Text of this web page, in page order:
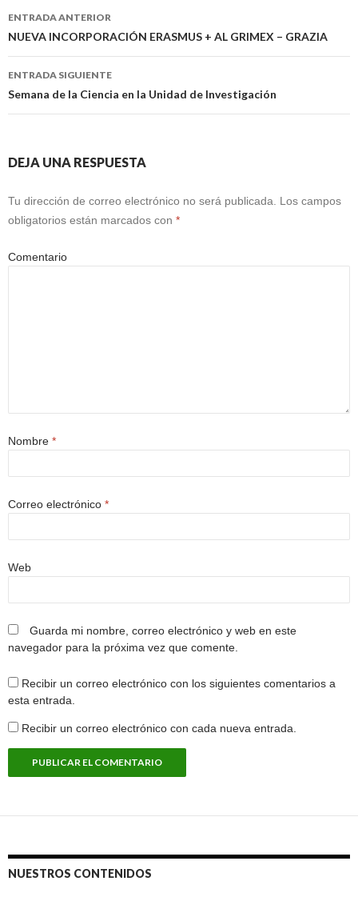
Navegación
de
entradas
ENTRADA ANTERIOR
NUEVA INCORPORACIÓN ERASMUS + AL GRIMEX – GRAZIA
ENTRADA SIGUIENTE
Semana de la Ciencia en la Unidad de Investigación
DEJA UNA RESPUESTA
Tu dirección de correo electrónico no será publicada.
Los campos
obligatorios están marcados con *
Comentario
Nombre *
Correo electrónico *
Web
Guarda mi nombre, correo electrónico y web en este
navegador para la próxima vez que comente.
Recibir un correo electrónico con los siguientes comentarios a
esta entrada.
Recibir un correo electrónico con cada nueva entrada.
NUESTROS CONTENIDOS